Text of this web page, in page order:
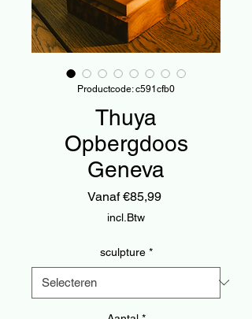
Productcode: c591cfb0
Thuya
Opbergdoos
Geneva
Vanaf€85,99Verkoopprijs
incl.Btw
sculpture *